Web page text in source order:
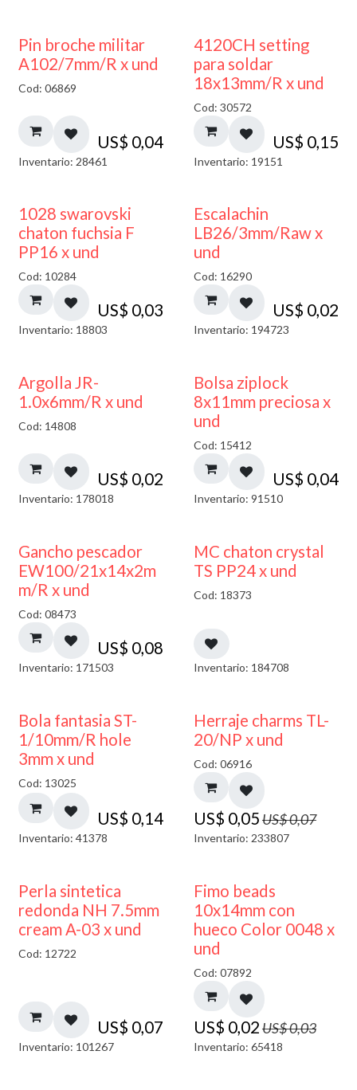
Pin broche militar
A102/7mm/R x und
Cod: 06869
US$ 0,04
Inventario: 28461
4120CH setting
para soldar
18x13mm/R x und
Cod: 30572
US$ 0,15
Inventario: 19151
1028 swarovski
chaton fuchsia F
PP16 x und
Cod: 10284
US$ 0,03
Inventario: 18803
Escalachin
LB26/3mm/Raw x
und
Cod: 16290
US$ 0,02
Inventario: 194723
Argolla JR-
1.0x6mm/R x und
Cod: 14808
US$ 0,02
Inventario: 178018
¡NUEVO!
Bolsa ziplock
8x11mm preciosa x
und
Cod: 15412
US$ 0,04
Inventario: 91510
Gancho pescador
EW100/21x14x2m
m/R x und
Cod: 08473
US$ 0,08
Inventario: 171503
MC chaton crystal
TS PP24 x und
Cod: 18373
Inventario: 184708
Bola fantasia ST-
1/10mm/R hole
3mm x und
Cod: 13025
US$ 0,14
Inventario: 41378
40% DESCUENTO
Herraje charms TL-
20/NP x und
Cod: 06916
US$ 0,05US$0,07
Inventario: 233807
Perla sintetica
redonda NH 7.5mm
cream A-03 x und
Cod: 12722
US$ 0,07
Inventario: 101267
50% DESCUENTO
Fimo beads
10x14mm con
hueco Color 0048 x
und
Cod: 07892
US$ 0,02US$0,03
Inventario: 65418